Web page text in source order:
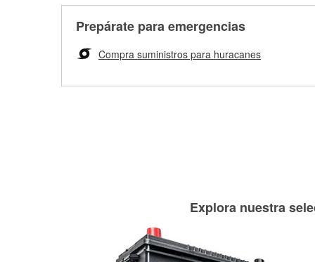
Prepárate para emergencias
Compra suministros para huracanes
Explora nuestra